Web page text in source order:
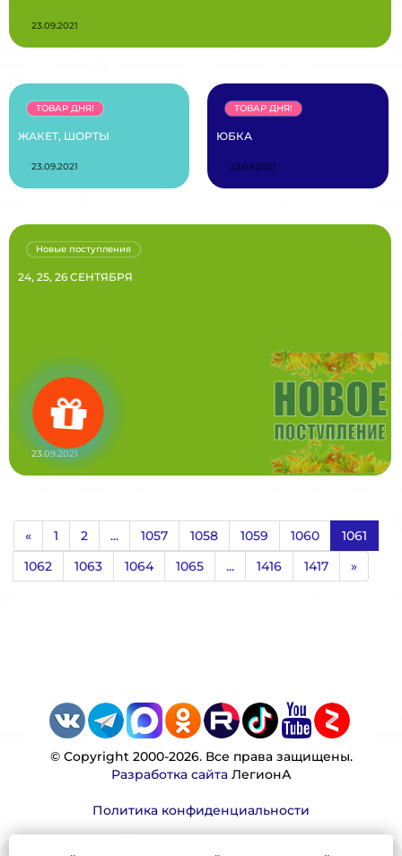
23.09.2021
ЖАКЕТ, ШОРТЫ
ТОВАР ДНЯ!
23.09.2021
ЮБКА
ТОВАР ДНЯ!
23.09.2021
24, 25, 26 СЕНТЯБРЯ
Новые поступления
23.09.2021
« 1 2 ... 1057 1058 1059 1060
1061
1062
1063 1064 1065 ... 1416 1417 »
© Copyright 2000-2026. Все права защищены.
Разработка сайтаЛегионА
Политика конфиденциальности